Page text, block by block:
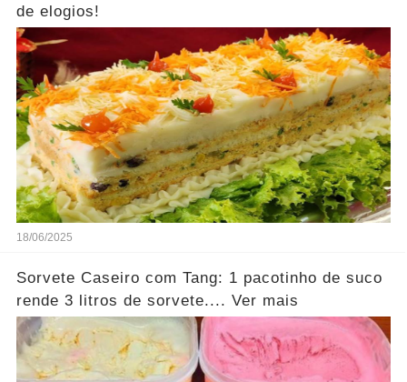
de elogios!
18/06/2025
Sorvete Caseiro com Tang: 1 pacotinho de suco
rende 3 litros de sorvete.... Ver mais